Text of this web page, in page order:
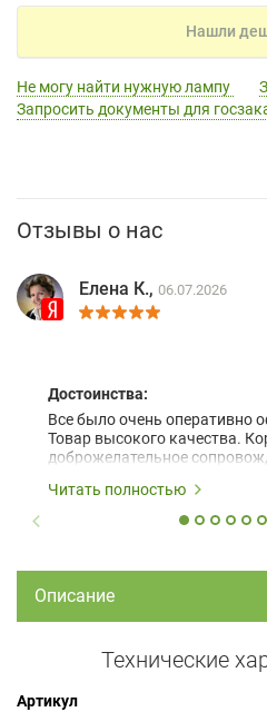
Нашли
Не могу найти нужную лампу
Запросить документы для
Отзывы о нас
Елена К., 06.07.2026
Достоинства:
Все было очень оперативно
Товар высокого качества.
доброжелательное
Читать полностью
Описание
Технические
Артикул